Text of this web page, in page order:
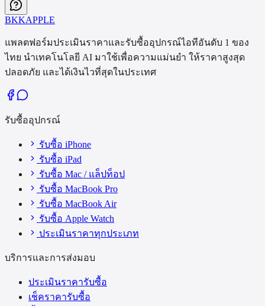
BKKAPPLE
แพลตฟอร์มประเมินราคาและรับซื้ออุปกรณ์ไอทีอันดับ 1 ของ
ไทย นำเทคโนโลยี AI มาใช้เพื่อความแม่นยำ ให้ราคาสูงสุด
ปลอดภัย และได้เงินไวที่สุดในประเทศ
รับซื้ออุปกรณ์
รับซื้อ iPhone
รับซื้อ iPad
รับซื้อ Mac / แล็ปท็อป
รับซื้อ MacBook Pro
รับซื้อ MacBook Air
รับซื้อ Apple Watch
ประเมินราคาทุกประเภท
บริการและการส่งมอบ
ประเมินราคารับซื้อ
เช็คราคารับซื้อ